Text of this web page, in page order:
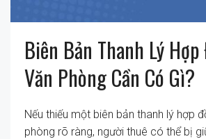
Biên Bản Thanh Lý
Văn Phòng Cần Có Gì?
Nếu thiếu một biên bản thanh lý hợp
phòng rõ ràng, người thuê có thể bị